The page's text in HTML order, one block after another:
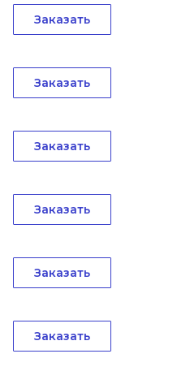
Заказать
Заказать
Заказать
Заказать
Заказать
Заказать